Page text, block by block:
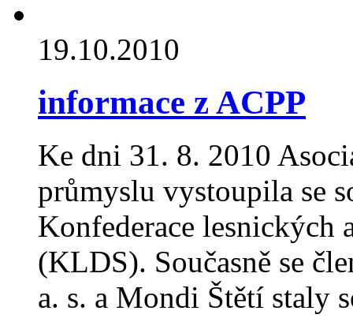
19.10.2010
informace z ACPP
Ke dni 31. 8. 2010
průmyslu vystoupila se
Konfederace lesnických
(KLDS). Současně se
a. s. a Mondi Štětí staly